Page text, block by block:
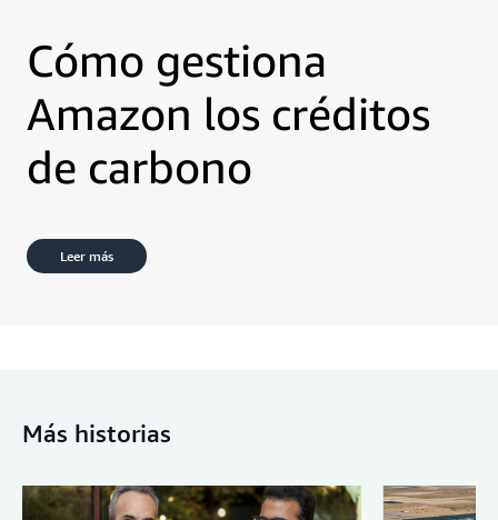
Cómo gestiona
Amazon los créditos
de carbono
Leer más
Más historias